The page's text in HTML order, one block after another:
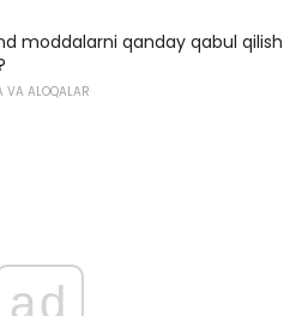
moddalarni qanday qabul qilish
VA ALOQALAR
ad